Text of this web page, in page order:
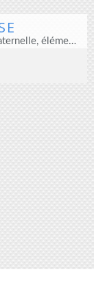
Ressources partagées pour enseignant en maternelle, élémentaire et direction d'école